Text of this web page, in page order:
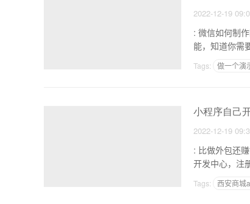
2022-12-19
: 微信如何制作团购小程序 1.需求分析，企业。你可以先说
Tags: 做一个演
小程序自己
2022-12-19
: 比做外包还赚钱上架应
Tags: 西安商城